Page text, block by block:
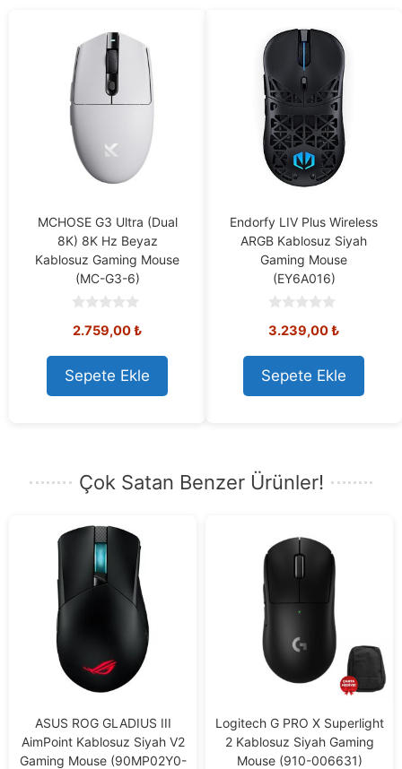
MCHOSE G3 Ultra (Dual
8K) 8K Hz Beyaz
Kablosuz Gaming Mouse
(MC-G3-6)
o
t
o
f
5
2.759,00₺
Sepete Ekle
Endorfy LIV Plus Wireless
ARGB Kablosuz Siyah
Gaming Mouse
(EY6A016)
o
t
o
f
5
3.239,00₺
Sepete Ekle
Çok Satan Benzer Ürünler!
ASUS ROG GLADIUS III
AimPoint Kablosuz Siyah V2
Gaming Mouse (90MP02Y0-
Logitech G PRO X Superlight
2 Kablosuz Siyah Gaming
Mouse (910-006631)